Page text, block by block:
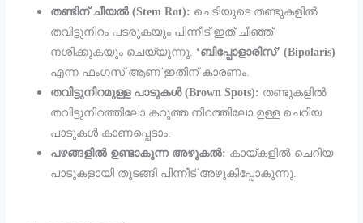
തണ്ടിന് ചീയൽ (Stem Rot): ചെടിയുടെ തണ്ടുകളിൽ
തവിട്ടുനിറം പടരുകയും പിന്നീട് ഇത് ചീഞ്ഞ്
നശിക്കുകയും ചെയ്യുന്നു. ‘ബിപ്പോളാരിസ്’ (Bipolaris)
എന്ന ഫംഗസ് ആണ് ഇതിന് കാരണം.
തവിട്ടുനിറമുള്ള പാടുകൾ (Brown Spots): തണ്ടുകളിൽ
തവിട്ടുനിറത്തിലോ കറുത്ത നിറത്തിലോ ഉള്ള ചെറിയ
പാടുകൾ കാണപ്പെടാം.
പഴങ്ങളിൽ ഉണ്ടാകുന്ന അഴുകൽ: കായ്കളിൽ ചെറിയ
പാടുകളായി തുടങ്ങി പിന്നീട് അഴുകിപ്പോകുന്നു.